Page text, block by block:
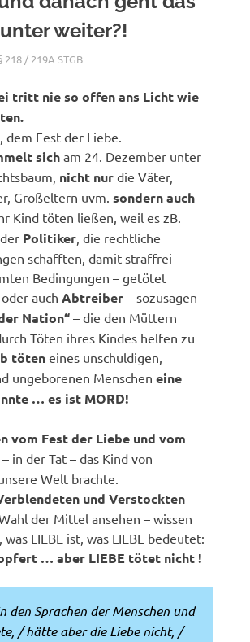
weiter?!
218 / 219A STGB
tritt nie so offen ans Licht wie
dem Fest der Liebe.
sicham 24. Dezember unter
nicht nur die Väter,
Großeltern uvm.sondern auch
Kind töten ließen, weil es zB.
Politiker, die rechtliche
schafften, damit straffrei –
Bedingungen – getötet
auchAbtreiber– sozusagen
Nation“– die den Müttern
Töten ihres Kindes helfen zu
töteneines unschuldigen,
ungeborenen Menscheneine
… es ist MORD!
vom Fest der Liebe und vom
in der Tat – das Kind von
Welt brachte.
und Verstockten –
der Mittel ansehen – wissen
LIEBE ist, was LIEBE bedeutet:
… aber LIEBE tötet nicht !
den Sprachen der Menschen und
/ hätte aber die Liebe nicht, /